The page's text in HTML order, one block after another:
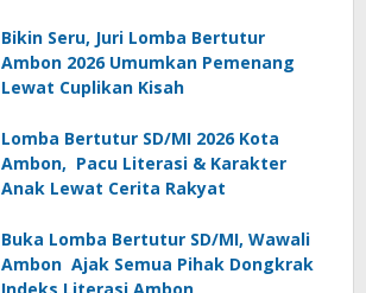
Bikin Seru, Juri Lomba Bertutur
Ambon 2026 Umumkan Pemenang
Lewat Cuplikan Kisah
Lomba Bertutur SD/MI 2026 Kota
Ambon, Pacu Literasi & Karakter
Anak Lewat Cerita Rakyat
Buka Lomba Bertutur SD/MI, Wawali
Ambon Ajak Semua Pihak Dongkrak